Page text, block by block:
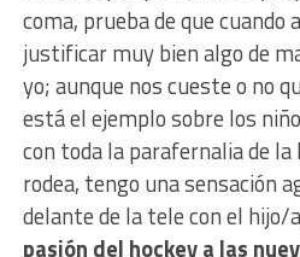
coma, prueba de que cuando
justificar muy bien algo de
yo; aunque nos cueste o no
está el ejemplo sobre los
con toda la parafernalia de
rodea, tengo una sensación
delante de la tele con el hijo/a
pasión del hockey a las